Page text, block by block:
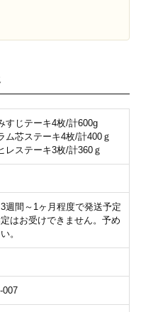
すじテーキ4枚/計600g
芯ステーキ4枚/計400ｇ
ステーキ3枚/計360ｇ
週間～1ヶ月程度で発送予定
はお受けできません。予め
。
007